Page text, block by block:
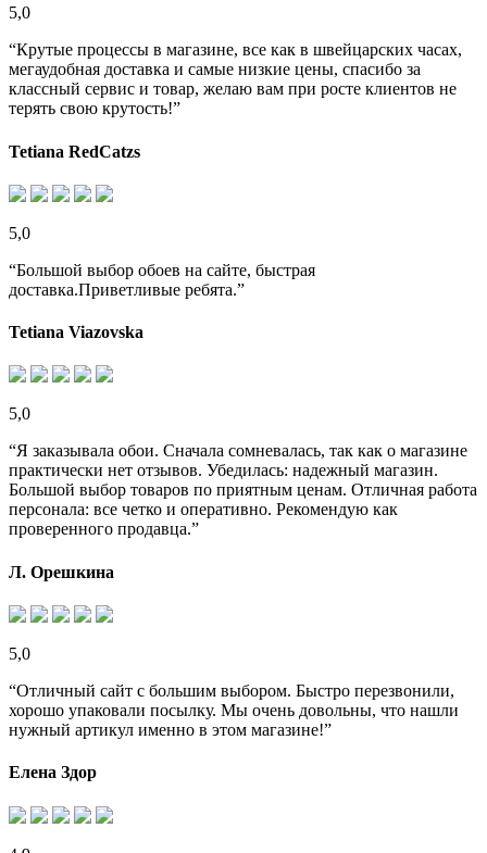
5,0
“Крутые процессы в магазине, все как в швейцарских часах,
мегаудобная доставка и самые низкие цены, спасибо за
классный сервис и товар, желаю вам при росте клиентов не
терять свою крутость!”
Tetiana RedCatzs
5,0
“Большой выбор обоев на сайте, быстрая
доставка.Приветливые ребята.”
Tetiana Viazovska
5,0
“Я заказывала обои. Сначала сомневалась, так как о магазине
практически нет отзывов. Убедилась: надежный магазин.
Большой выбор товаров по приятным ценам. Отличная работа
персонала: все четко и оперативно. Рекомендую как
проверенного продавца.”
Л. Орешкина
5,0
“Отличный сайт с большим выбором. Быстро перезвонили,
хорошо упаковали посылку. Мы очень довольны, что нашли
нужный артикул именно в этом магазине!”
Елена Здор